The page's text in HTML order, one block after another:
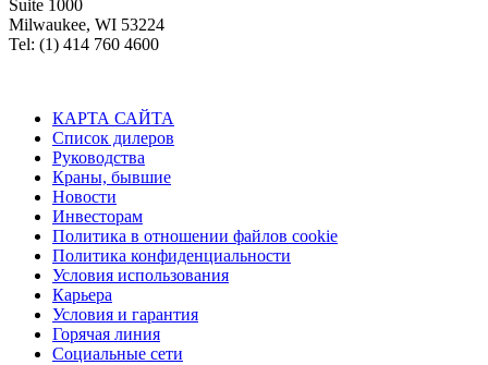
Suite 1000
Milwaukee, WI 53224
Tel: (1) 414 760 4600
КАРТА САЙТА
Список дилеров
Руководства
Краны, бывшие
Новости
Инвесторам
Политика в отношении файлов cookie
Политика конфиденциальности
Условия использования
Карьера
Условия и гарантия
Горячая линия
Социальные сети